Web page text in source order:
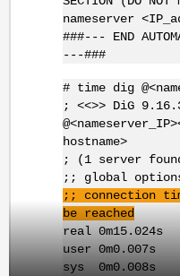
nameserver
###--- END
---###
# time dig
; <<>> DiG
hostname>
; (1 server
;; global
;; connection
be reached
real 0m15.024s
user 0m0.007s
sys 0m0.008s